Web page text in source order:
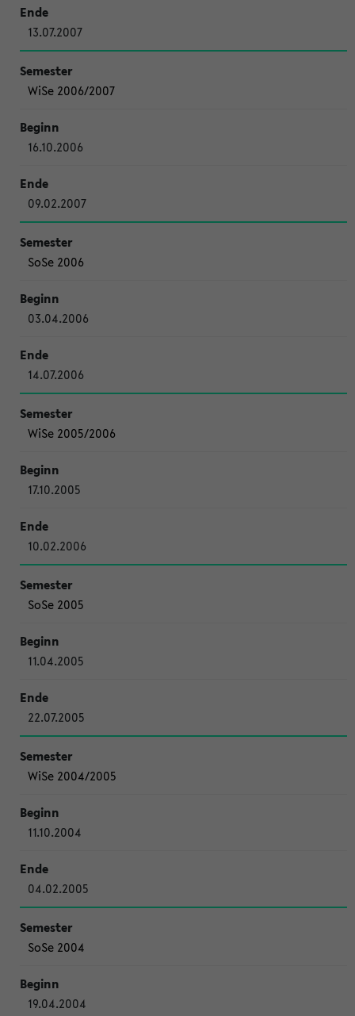
13.07.2007
WiSe 2006/2007
16.10.2006
09.02.2007
SoSe 2006
03.04.2006
14.07.2006
WiSe 2005/2006
17.10.2005
10.02.2006
SoSe 2005
11.04.2005
22.07.2005
WiSe 2004/2005
11.10.2004
04.02.2005
SoSe 2004
19.04.2004